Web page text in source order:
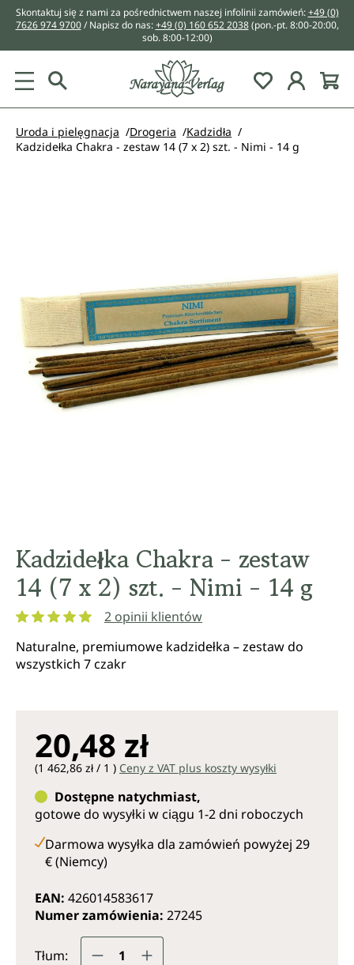
zawartości
Skontaktuj się z nami za pośrednictwem naszej infolinii zamówień:+49 (0)
7626 974 9700/ Napisz do nas:+49 (0) 160 652 2038 (pon.-pt. 8:00-20:00,
sob. 8:00-12:00)
You have 0
Uroda i pielęgnacja Drogeria
Kadzidła
Kadzidełka Chakra - zestaw 14 (7 x 2) szt. - Nimi - 14 g
Kadzidełka Chakra - zestaw
14 (7 x 2) szt. - Nimi - 14 g
2 opinii klientów
Naturalne, premiumowe kadzidełka – zestaw do
wszystkich 7 czakr
20,48 zł
(1 462,86 zł / 1 ) Ceny z VAT plus koszty wysyłki
Dostępne natychmiast,
gotowe do wysyłki w ciągu 1-2 dni roboczych
Darmowa wysyłka dla zamówień powyżej 29
€ (Niemcy)
EAN: 426014583617
Numer zamówienia: 27245
Tłum: Ilość produktu: Wprowadź